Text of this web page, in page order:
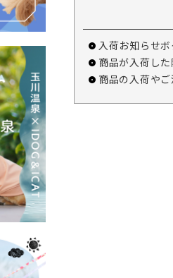
入荷お知らせ
商品が入荷した
商品の入荷や